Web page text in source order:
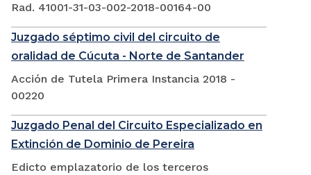
Rad. 41001-31-03-002-2018-00164-00
Juzgado séptimo civil del circuito de
oralidad de Cúcuta - Norte de Santander
Acción de Tutela Primera Instancia 2018 -
00220
Juzgado Penal del Circuito Especializado en
Extinción de Dominio de Pereira
Edicto emplazatorio de los terceros